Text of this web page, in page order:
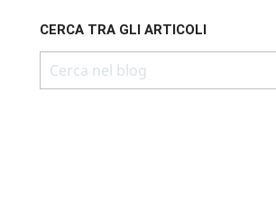
CERCA TRA GLI ARTICOLI